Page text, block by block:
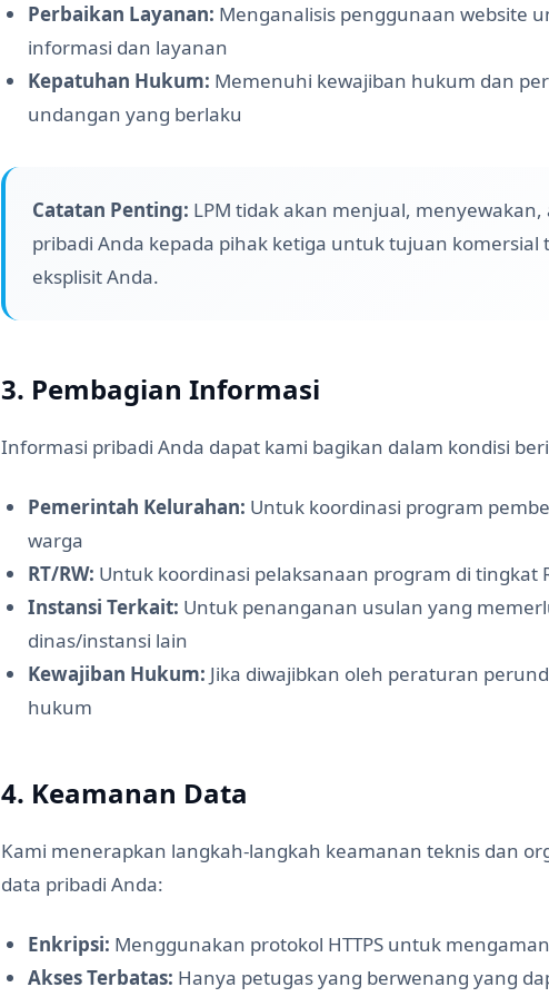
Perbaikan Layanan: Menganalisis penggunaan website
informasi dan layanan
Kepatuhan Hukum: Memenuhi kewajiban hukum dan
undangan yang berlaku
Catatan Penting: LPM tidak akan menjual,
pribadi Anda kepada pihak ketiga untuk tujuan komersial
eksplisit Anda.
3. Pembagian Informasi
Informasi pribadi Anda dapat kami bagikan dalam kondisi
Pemerintah Kelurahan: Untuk koordinasi program
warga
RT/RW: Untuk koordinasi pelaksanaan program di tingkat
Instansi Terkait: Untuk penanganan usulan yang
dinas/instansi lain
Kewajiban Hukum: Jika diwajibkan oleh peraturan
hukum
4. Keamanan Data
Kami menerapkan langkah-langkah keamanan teknis dan
data pribadi Anda:
Enkripsi: Menggunakan protokol HTTPS untuk
Akses Terbatas: Hanya petugas yang berwenang yang